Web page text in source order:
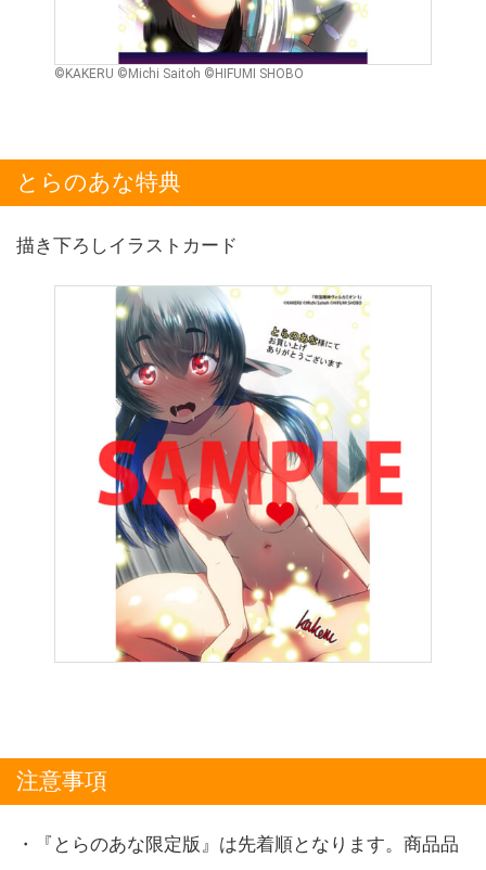
©KAKERU ©Michi Saitoh ©HIFUMI SHOBO
とらのあな特典
描き下ろしイラストカード
注意事項
・『とらのあな限定版』は先着順となります。商品品